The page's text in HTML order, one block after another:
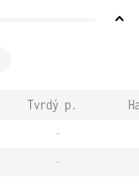
Tvrdý p.
-
-